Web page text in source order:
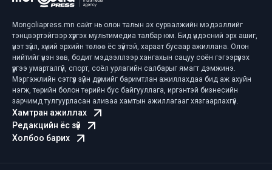
Mongoliapress.mn сайт нь олон талын эх сурвалжийн мэдээллийг
тэнцвэртэйгээр хүргэх мультимедиа талбар юм. Бид үндэсний эрх ашиг,
үнэт зүйл, хүний эрхийн төлөө ёс зүйтэй, хараат бусаар ажиллана. Олон
нийтийг үнэн зөв, бодит мэдээллээр хангахын сацуу соён гэгээрүүлэх
үүргээ умарталгүй, спорт, соёл урлагийн салбарыг ямагт дэмжинэ.
Мэргэжлийн сэтгүүл зүйн дүрмийг баримтлан ажиллахдаа бид аж ахуйн
нэгж, төрийн болон төрийн бус байгууллага, иргэнтэй бизнесийн
зарчимд тулгуурласан аливаа хамтын ажиллагааг хязгаарлахгүй.
Хамтран ажиллах
Редакцийн ёс зүй
Холбоо барих